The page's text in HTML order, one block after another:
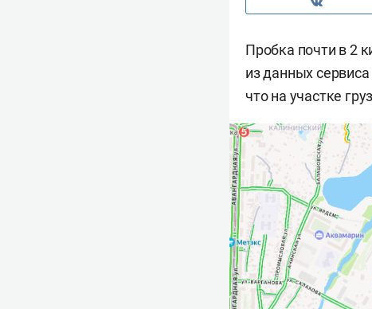
Пробка почти в 2
из данных
что на участке